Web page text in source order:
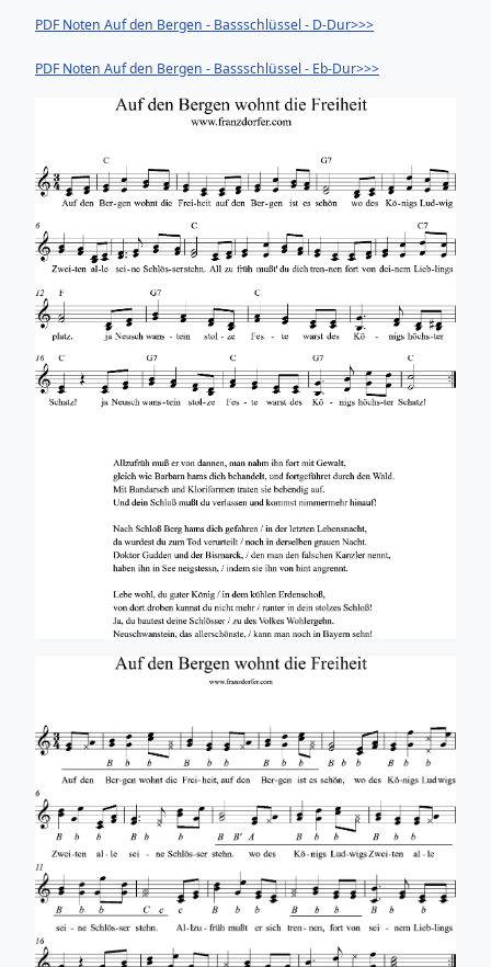
PDF Noten Auf den Bergen - Bassschlüssel - D-Dur>>>
PDF Noten Auf den Bergen - Bassschlüssel - Eb-Dur>>>